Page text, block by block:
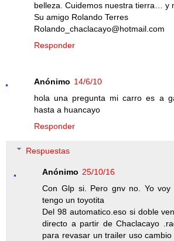
belleza. Cuidemos nuestra tierra… y
Su amigo Rolando Terres
Rolando_chaclacayo@hotmail.com
Responder
Anónimo 14/6/10
hola una pregunta mi carro es a
hasta a huancayo
Responder
Respuestas
Anónimo 25/10/16
Con Glp si. Pero gnv no. Yo
tengo un toyotita
Del 98 automatico.eso si doble
directo a partir de Chaclacayo
para revasar un trailer uso